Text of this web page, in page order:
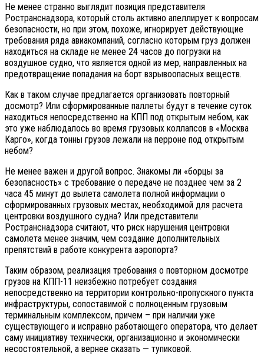
Не менее странно выглядит позиция представителя
Ространснадзора, который столь активно апеллирует к вопросам
безопасности, но при этом, похоже, игнорирует действующие
требования ряда авиакомпаний, согласно которым груз должен
находиться на складе не менее 24 часов до погрузки на
воздушное судно, что является одной из мер, направленных на
предотвращение попадания на борт взрывоопасных веществ.
Как в таком случае предлагается организовать повторный
досмотр? Или сформированные паллеты будут в течение суток
находиться непосредственно на КПП под открытым небом, как
это уже наблюдалось во время грузовых коллапсов в «Москва
Карго», когда тонны грузов лежали на перроне под открытым
небом?
Не менее важен и другой вопрос. Знакомы ли «борцы за
безопасность» с требование о передаче не позднее чем за 2
часа 45 минут до вылета самолета полной информации о
сформированных грузовых местах, необходимой для расчета
центровки воздушного судна? Или представители
Ространснадзора считают, что риск нарушения центровки
самолета менее значим, чем создание дополнительных
препятствий в работе конкурента аэропорта?
Таким образом, реализация требования о повторном досмотре
грузов на КПП-11 неизбежно потребует создания
непосредственно на территории контрольно-пропускного пункта
инфраструктуры, сопоставимой с полноценным грузовым
терминальным комплексом, причем – при наличии уже
существующего и исправно работающего оператора, что делает
саму инициативу технически, организационно и экономически
несостоятельной, а вернее сказать — тупиковой.